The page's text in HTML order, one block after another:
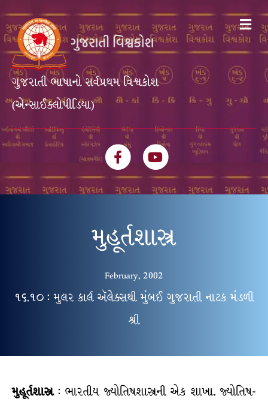
ગુજરાતી ભાષાનો સર્વપ્રથમ વિશ્વકોશ
(એન્સાઈક્લોપીડિયા)
FacebookYoutube
મુહૂર્તશાસ્ત્ર
February, 2002
૧૬.૧૦ : મુલર કાર્લ ઍલેક્સથી મુંબઈ ગુજરાતી નાટક મંડળી
શ્રી
મુહૂર્તશાસ્ત્ર: ભારતીય જ્યોતિષશાસ્ત્રની એક શાખા. જ્યોતિષ-